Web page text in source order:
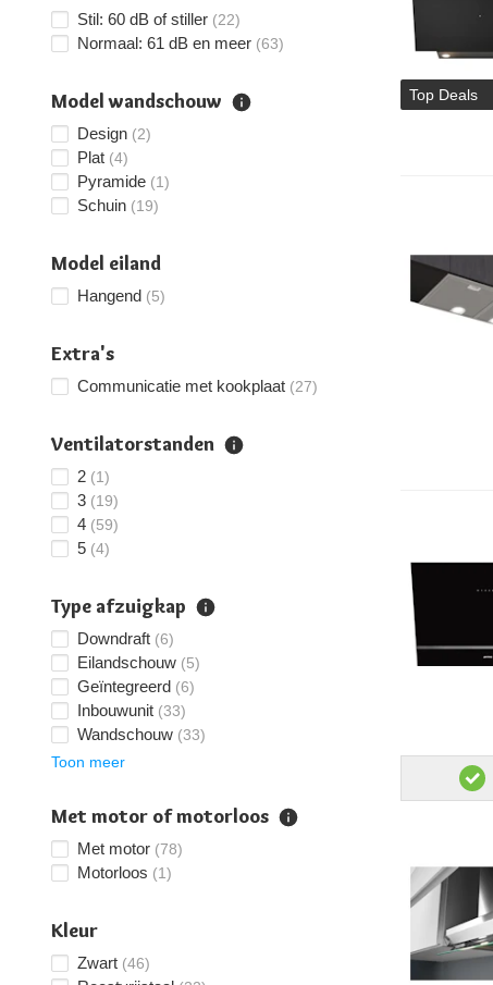
Top Deals
Stil: 60 dB of stiller (22)
Normaal: 61 dB en meer (63)
Model wandschouw
Design (2)
Plat (4)
Pyramide (1)
Schuin (19)
Model eiland
Hangend (5)
Extra's
Communicatie met kookplaat (27)
Ventilatorstanden
2 (1)
3 (19)
4 (59)
5 (4)
Type afzuigkap
Downdraft (6)
Eilandschouw (5)
Geïntegreerd (6)
Inbouwunit (33)
Wandschouw (33)
Toon meer
Met motor of motorloos
Met motor (78)
Motorloos (1)
Kleur
Zwart (46)